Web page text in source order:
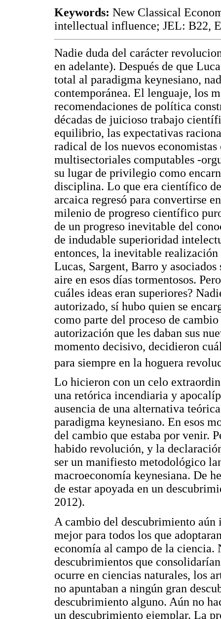
Keywords: New Classical
intellectual influence; JEL: B22,
Nadie duda del carácter
en adelante). Después de que
total al paradigma keynesiano,
contemporánea. El lenguaje, los
recomendaciones de política
décadas de juicioso trabajo
equilibrio, las expectativas
radical de los nuevos
multisectoriales computables -
su lugar de privilegio como
disciplina. Lo que era científico
arcaica regresó para convertirse
milenio de progreso científico
de un progreso inevitable del
de indudable superioridad
entonces, la inevitable
Lucas, Sargent, Barro y
aire en esos días tormentosos.
cuáles ideas eran superiores?
autorizado, sí hubo quien se
como parte del proceso de
autorización que les daban sus
momento decisivo, decidieron
para siempre en la hoguera
Lo hicieron con un celo
una retórica incendiaria y
ausencia de una alternativa
paradigma keynesiano. En esos
del cambio que estaba por venir.
habido revolución, y la
ser un manifiesto metodológico
macroeconomía keynesiana. De
de estar apoyada en un
2012).
A cambio del descubrimiento
mejor para todos los que
economía al campo de la ciencia.
descubrimientos que
ocurre en ciencias naturales, los
no apuntaban a ningún gran
descubrimiento alguno. Aún no
un descubrimiento ejemplar. La